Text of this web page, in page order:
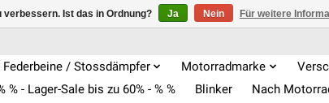
Federbeine / Stossdämpfer Motorradmarke
% - Lager-Sale bis zu 60% - % % Blinker Nach
verbessern. Ist das in Ordnung? Ja Nein Für weitere